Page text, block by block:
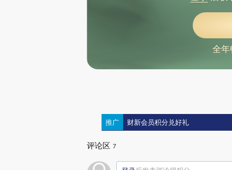
全年
推广 财新会员积分兑好礼
评论区 7